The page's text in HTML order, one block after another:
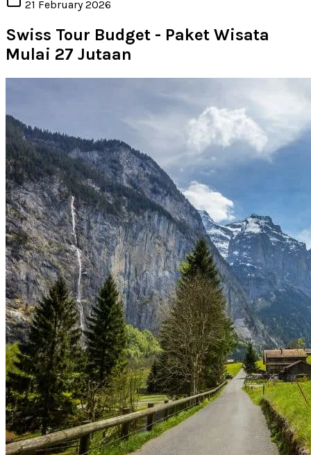
21 February 2026
Swiss Tour Budget - Paket Wisata
Mulai 27 Jutaan